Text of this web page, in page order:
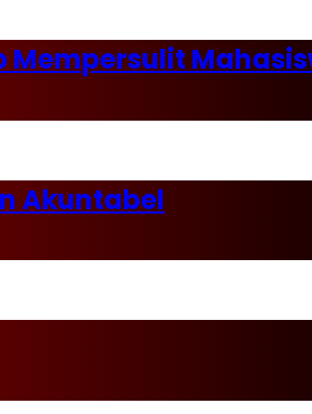
Mempersulit
Akuntabel